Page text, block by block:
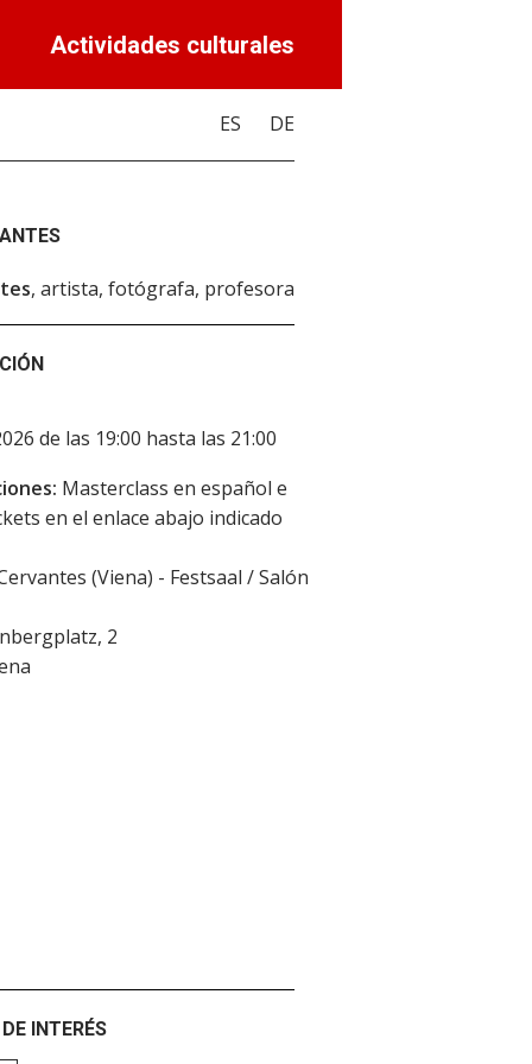
Actividades culturales
ES DE
, artista, fotógrafa, profesora
de las 19:00 hasta las 21:00
Masterclass en español e
en el enlace abajo indicado
(Viena) - Festsaal / Salón
2
INTERÉS